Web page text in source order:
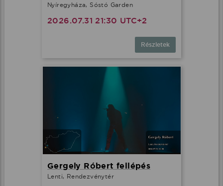
Nyíregyháza, Sóstó Garden
2026.07.31 21:30 UTC+2
Részletek
Gergely Róbert fellépés
Lenti, Rendezvénytér